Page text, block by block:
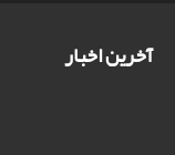
آخرین اخبار